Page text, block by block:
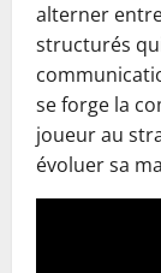
alterner
structurés
se forge la
joueur au
évoluer sa